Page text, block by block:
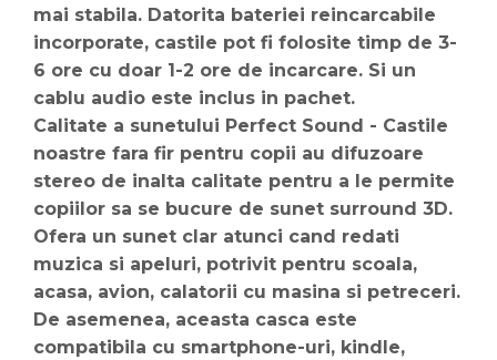
mai stabila. Datorita bateriei reincarcabile
incorporate, castile pot fi folosite timp de 3-
6 ore cu doar 1-2 ore de incarcare. Si un
cablu audio este inclus in pachet.
Calitate a sunetului Perfect Sound - Castile
noastre fara fir pentru copii au difuzoare
stereo de inalta calitate pentru a le permite
copiilor sa se bucure de sunet surround 3D.
Ofera un sunet clar atunci cand redati
muzica si apeluri, potrivit pentru scoala,
acasa, avion, calatorii cu masina si petreceri.
De asemenea, aceasta casca este
compatibila cu smartphone-uri, kindle,